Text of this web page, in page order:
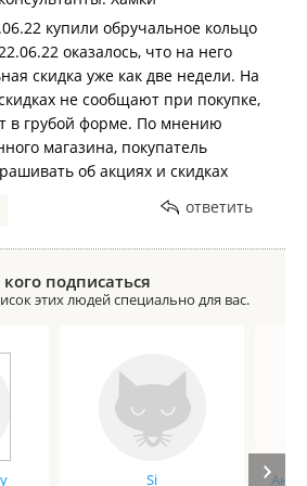
купили обручальное кольцо
оказалось, что на него
скидка уже как две недели. На
не сообщают при покупке,
в грубой форме. По мнению
магазина, покупатель
об акциях и скидках
ответить
подписаться
этих людей специально для вас.
Si